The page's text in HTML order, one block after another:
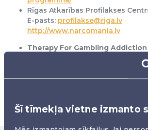
Šī tīmekļa vietne izmanto
Rīgas Atkarības Profilakses
E-pasts: profilakse@riga.lv
http://www.narcomania.lv
Therapy For Gambling Addiction
https://